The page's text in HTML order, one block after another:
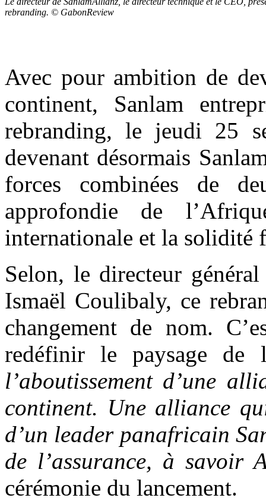
rebranding. © GabonReview
Avec pour ambition de
continent, Sanlam
rebranding, le jeudi 25
devenant désormais
forces combinées de
approfondie de
internationale et la solidité
Selon, le directeur
Ismaël Coulibaly, ce
changement de nom.
redéfinir le paysage de
l’aboutissement d’une
continent. Une alliance
d’un leader panafricain
de l’assurance, à savoir
cérémonie du lancement.